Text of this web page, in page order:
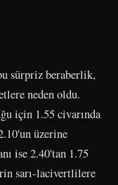
sürpriz beraberlik,
neden oldu.
için 1.55 civarında
üzerine
ise 2.40'tan 1.75
sarı-lacivertlilere